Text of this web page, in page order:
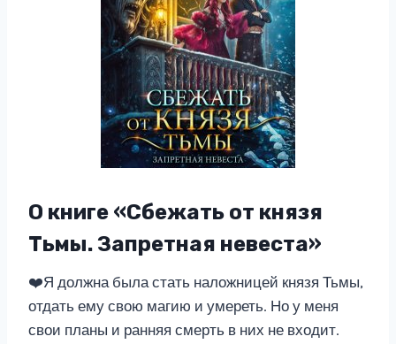
О книге «Сбежать от князя
Тьмы. Запретная невеста»
❤️Я должна была стать наложницей князя Тьмы,
отдать ему свою магию и умереть. Но у меня
свои планы и ранняя смерть в них не входит.